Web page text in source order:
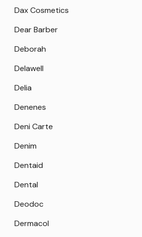
Dax Cosmetics
Dear Barber
Deborah
Delawell
Delia
Denenes
Deni Carte
Denim
Dentaid
Dental
Deodoc
Dermacol